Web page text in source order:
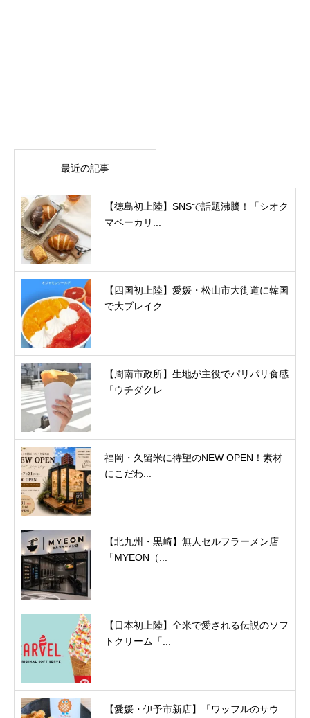
最近の記事
【徳島初上陸】SNSで話題沸騰！「シオク
マベーカリ...
【四国初上陸】愛媛・松山市大街道に韓国
で大ブレイク...
【周南市政所】生地が主役でパリパリ食感
「ウチダクレ...
福岡・久留米に待望のNEW OPEN！素材
にこだわ...
【北九州・黒崎】無人セルフラーメン店
「MYEON（...
【日本初上陸】全米で愛される伝説のソフ
トクリーム「...
【愛媛・伊予市新店】「ワッフルのサウ